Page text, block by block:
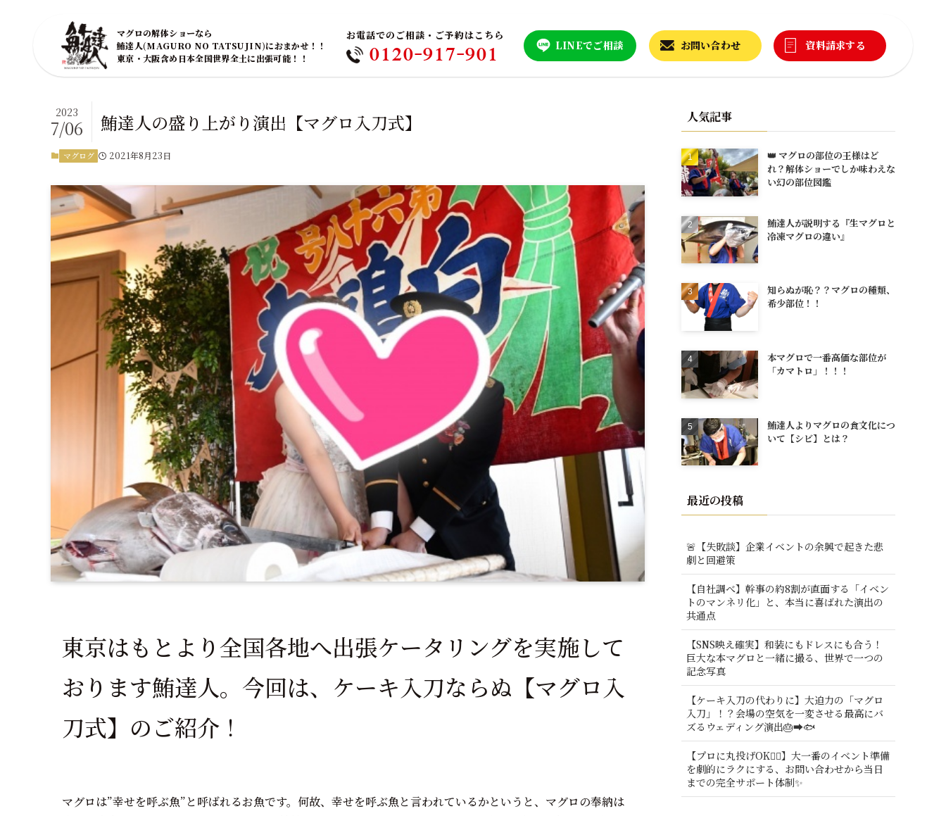
マグロの解体ショーなら
鮪達人(MAGURO NO TATSUJIN)におまかせ！！
東京・大阪含め日本全国世界全土に出張可能！！
お電話でのご相談・ご予約はこちら
0120-917-901 LINEでご相談 お問い合わせ 資料請求する
鮪達人の盛り上がり演出【マグロ入刀式】
2023
7/06
マグログ 2021年8月23日
東京はもとより全国各地へ出張ケータリングを実施して
おります鮪達人。今回は、ケーキ入刀ならぬ【マグロ入
刀式】のご紹介！
マグロは”幸せを呼ぶ魚”と呼ばれるお魚です。何故、幸せを呼ぶ魚と言われているかというと、マグロの奉納は
人気記事
👑 マグロの部位の王様はど
れ？解体ショーでしか味わえな
い幻の部位図鑑
鮪達人が説明する『生マグロと
冷凍マグロの違い』
知らぬが恥？？マグロの種類、
希少部位！！
本マグロで一番高価な部位が
「カマトロ」！！！
鮪達人よりマグロの食文化につ
いて【シビ】とは？
最近の投稿
🚨【失敗談】企業イベントの余興で起きた悲
劇と回避策
【自社調べ】幹事の約8割が直面する「イベン
トのマンネリ化」と、本当に喜ばれた演出の
共通点
【SNS映え確実】和装にもドレスにも合う！
巨大な本マグロと一緒に撮る、世界で一つの
記念写真
【ケーキ入刀の代わりに】大迫力の「マグロ
入刀」！？会場の空気を一変させる最高にバ
ズるウェディング演出🎂➡️🐟
【プロに丸投げOK🙆‍♂️】大一番のイベント準備
を劇的にラクにする、お問い合わせから当日
までの完全サポート体制✨